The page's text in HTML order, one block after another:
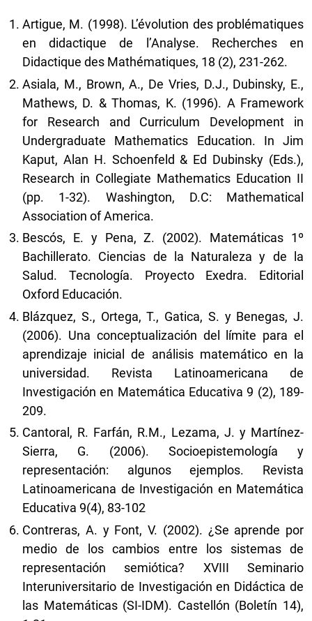
Artigue, M. (1998). L’évolution des problématiques
en didactique de l’Analyse. Recherches en
Didactique des Mathématiques, 18 (2), 231-262.
Asiala, M., Brown, A., De Vries, D.J., Dubinsky, E.,
Mathews, D. & Thomas, K. (1996). A Framework
for Research and Curriculum Development in
Undergraduate Mathematics Education. In Jim
Kaput, Alan H. Schoenfeld & Ed Dubinsky (Eds.),
Research in Collegiate Mathematics Education II
(pp. 1-32). Washington, D.C: Mathematical
Association of America.
Bescós, E. y Pena, Z. (2002). Matemáticas 1º
Bachillerato. Ciencias de la Naturaleza y de la
Salud. Tecnología. Proyecto Exedra. Editorial
Oxford Educación.
Blázquez, S., Ortega, T., Gatica, S. y Benegas, J.
(2006). Una conceptualización del límite para el
aprendizaje inicial de análisis matemático en la
universidad. Revista Latinoamericana de
Investigación en Matemática Educativa 9 (2), 189-
209.
Cantoral, R. Farfán, R.M., Lezama, J. y Martínez-
Sierra, G. (2006). Socioepistemología y
representación: algunos ejemplos. Revista
Latinoamericana de Investigación en Matemática
Educativa 9(4), 83-102
Contreras, A. y Font, V. (2002). ¿Se aprende por
medio de los cambios entre los sistemas de
representación semiótica? XVIII Seminario
Interuniversitario de Investigación en Didáctica de
las Matemáticas (SI-IDM). Castellón (Boletín 14),